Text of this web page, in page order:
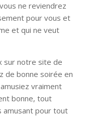
ne reviendrez
pour vous et
et qui ne veut
sur notre site de
de bonne soirée en
vraiment
bonne, tout
amusant pour tout